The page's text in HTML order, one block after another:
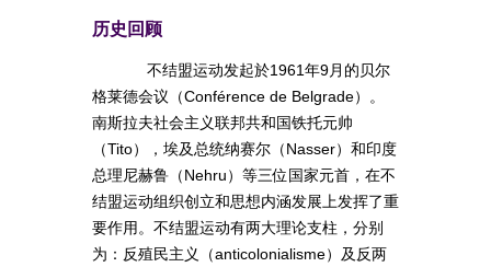
历史回顾
不结盟运动发起於1961年9月的贝尔
格莱德会议（Conférence de Belgrade）。
南斯拉夫社会主义联邦共和国铁托元帅
（Tito），埃及总统纳赛尔（Nasser）和印度
总理尼赫鲁（Nehru）等三位国家元首，在不
结盟运动组织创立和思想内涵发展上发挥了重
要作用。不结盟运动有两大理论支柱，分别
为：反殖民主义（anticolonialisme）及反两